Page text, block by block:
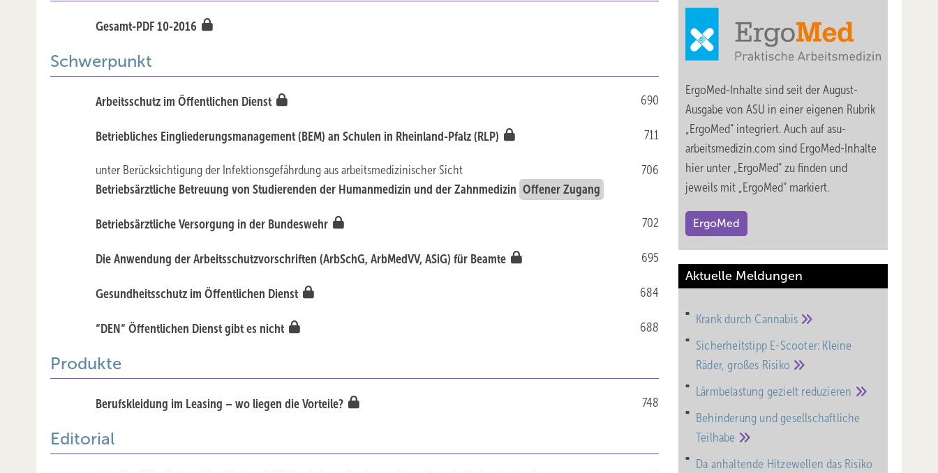
Gesamt-PDF 10-2016
Schwerpunkt
690
Arbeitsschutz im Öffentlichen Dienst
711
Betriebliches Eingliederungsmanagement (BEM) an Schulen in Rheinland-Pfalz (RLP)
706
unter Berücksichtigung der Infektionsgefährdung aus arbeitsmedizinischer Sicht
Betriebsärztliche Betreuung von Studierenden der Humanmedizin und der Zahnmedizin Offener Zugang
702
Betriebsärztliche Versorgung in der Bundeswehr
695
Die Anwendung der Arbeitsschutzvorschriften (ArbSchG, ArbMedVV, ASiG) für Beamte
684
Gesundheitsschutz im Öffentlichen Dienst
688
“DEN“ Öffentlichen Dienst gibt es nicht
Produkte
748
Berufskleidung im Leasing – wo liegen die Vorteile?
Editorial
ErgoMed-Inhalte sind seit der August-
Ausgabe von ASU in einer eigenen Rubrik
„ErgoMed“ integriert. Auch auf asu-
arbeitsmedizin.com sind ErgoMed-Inhalte
hier unter „ErgoMed“ zu finden und
jeweils mit „ErgoMed“ markiert.
ErgoMed
Aktuelle Meldungen
Krank durchCannabis
Sicherheitstipp E-Scooter: Kleine
Räder, großes Risiko
Lärmbelastung gezielt reduzieren
Behinderung und gesell­schaft­liche
Teil­habe
Da anhaltende Hitzewellen das Risiko